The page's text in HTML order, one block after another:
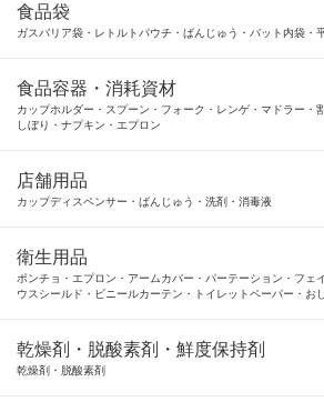
食品袋
ガスバリア袋・レトルトパウチ・ばんじゅう・バット内袋・
食品容器・消耗資材
カップホルダー・スプーン・フォーク・レンゲ・マドラー・
しぼり・ナプキン・エプロン
店舗用品
カップディスペンサー・ばんじゅう・洗剤・消毒液
衛生用品
ポンチョ・エプロン・アームカバー・パーテーション・フェ
ウスシールド・ビニールカーテン・トイレットペーパー・お
乾燥剤・脱酸素剤・鮮度保持剤
乾燥剤・脱酸素剤